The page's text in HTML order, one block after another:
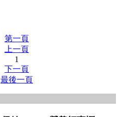
第一頁
上一頁
1
下一頁
最後一頁